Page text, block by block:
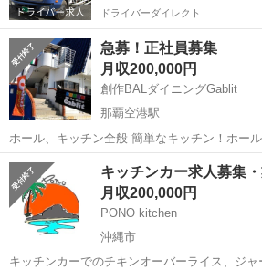
ドライバーダイレクト
急募！正社員募集
月収200,000円
創作BALダイニングGablit
那覇空港駅
ホール、キッチン全般 簡単なキッチン！ホール補助のお仕事です。 ド
リンク作り！オーダー受け、料理やドリンク
洗浄などをお願いします。 初めての方も丁寧におしえます！！ 経験者
20万～スタート
沖縄 飲食
キッチンカー求人募集
月収200,000円
PONO kitchen
沖縄市
キッチンカーでのチキンオーバーライス、ジ